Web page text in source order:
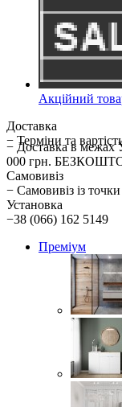
Акційний
Доставка
− Терміни та
− Доставка в межах
000 грн.
Самовивіз
− Самовивіз із
Установка
−38 (066) 162 5149
Преміум